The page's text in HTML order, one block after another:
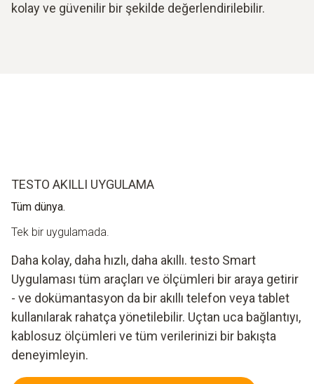
kolay ve güvenilir bir şekilde değerlendirilebilir.
TESTO AKILLI UYGULAMA
Tüm dünya.
Tek bir uygulamada.
Daha kolay, daha hızlı, daha akıllı. testo Smart
Uygulaması tüm araçları ve ölçümleri bir araya getirir
- ve dokümantasyon da bir akıllı telefon veya tablet
kullanılarak rahatça yönetilebilir. Uçtan uca bağlantıyı,
kablosuz ölçümleri ve tüm verilerinizi bir bakışta
deneyimleyin.